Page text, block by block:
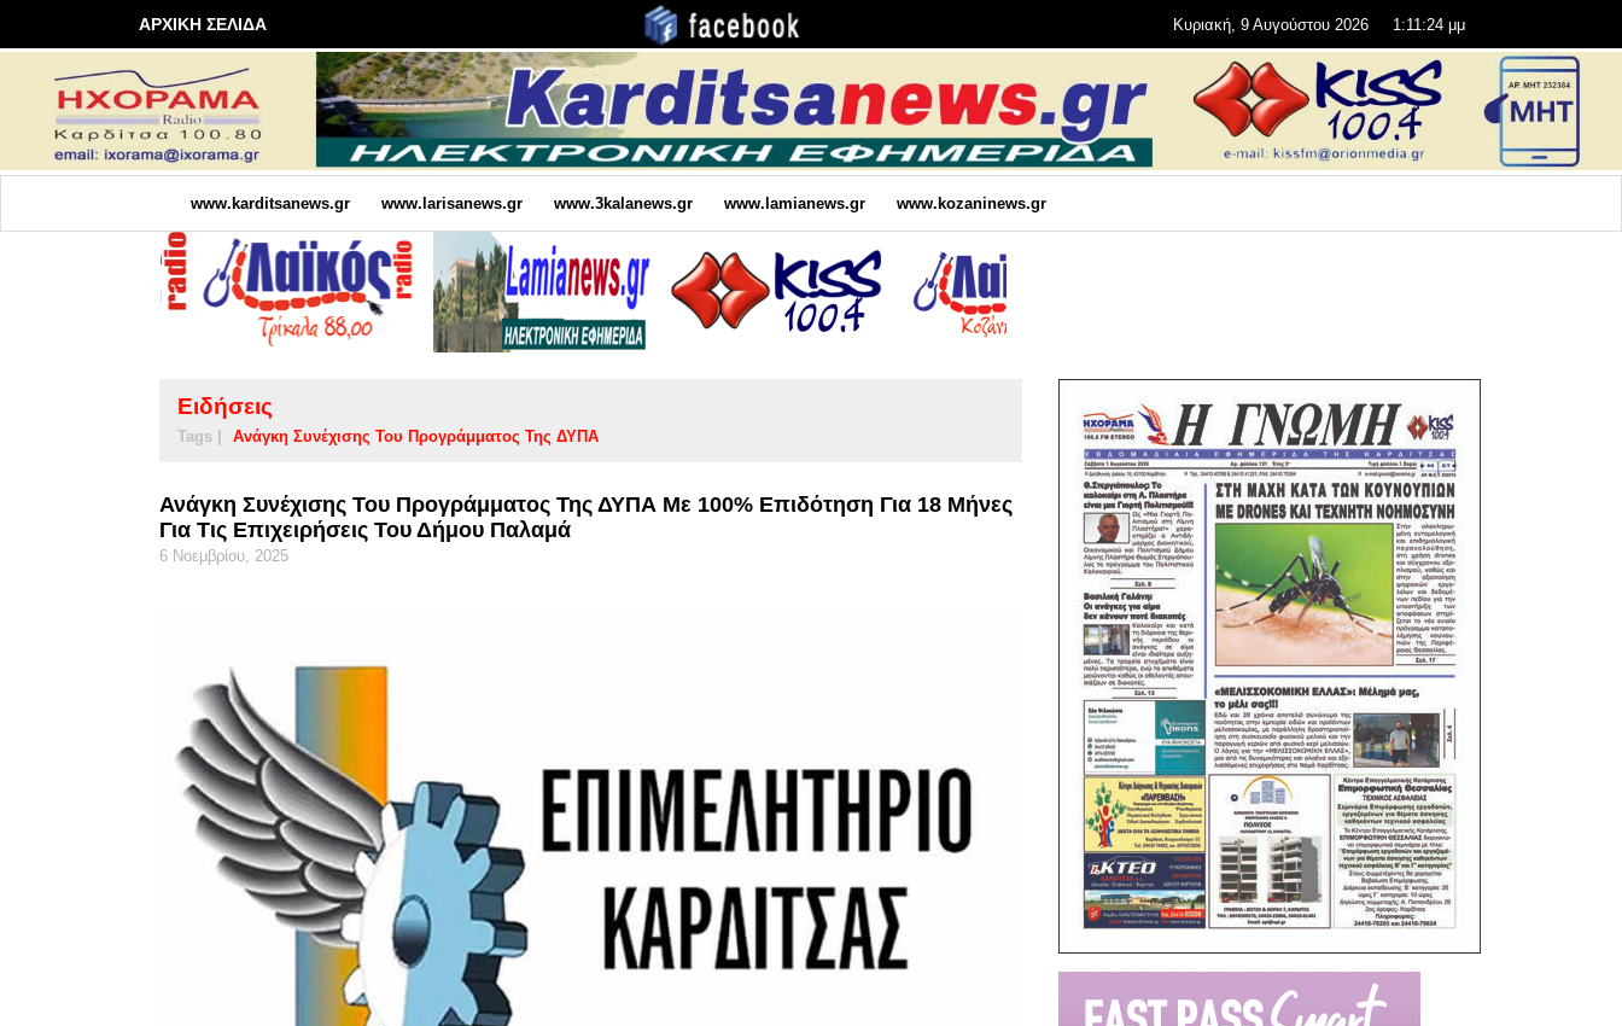
ΑΡΧΙΚΗ ΣΕΛΙΔΑ Κυριακή, 9 Αυγούστου 2026 1:11:25 μμ
www.karditsanews.gr www.larisanews.gr www.3kalanews.gr www.lamianews.gr www.kozaninews.gr
Ειδήσεις
Tags | Ανάγκη Συνέχισης Του Προγράμματος Της ΔΥΠΑ
Ανάγκη Συνέχισης Του Προγράμματος Της ΔΥΠΑ Με 100% Επιδότηση Για 18 Μήνες
Για Τις Επιχειρήσεις Του Δήμου Παλαμά
6 Νοεμβρίου, 2025